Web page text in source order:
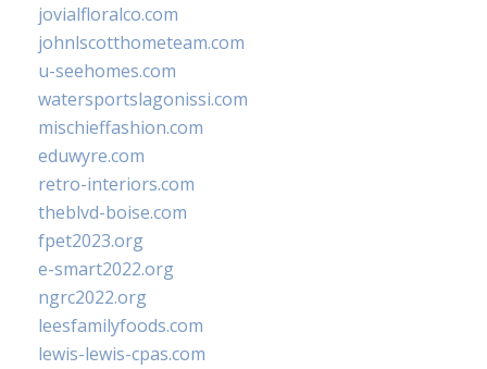
jovialfloralco.com
johnlscotthometeam.com
u-seehomes.com
watersportslagonissi.com
mischieffashion.com
eduwyre.com
retro-interiors.com
theblvd-boise.com
fpet2023.org
e-smart2022.org
ngrc2022.org
leesfamilyfoods.com
lewis-lewis-cpas.com